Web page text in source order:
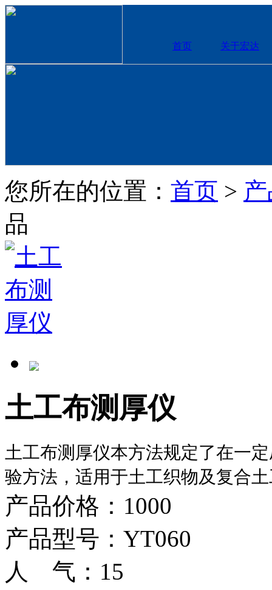
首页 关于宏达
您所在的位置： 首页 >
品
土工布测厚仪
土工布测厚仪本方法规定了在一
验方法，适用于土工织物及复合
产品价格：1000
产品型号：YT060
人 气： 15